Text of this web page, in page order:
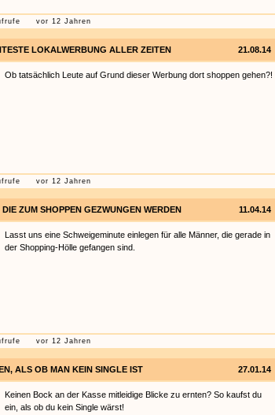
vor 12 Jahren
21.08.14
LOKALWERBUNG ALLER ZEITEN
Ob tatsächlich Leute auf Grund dieser Werbung dort shoppen gehen?!
vor 12 Jahren
11.04.14
ZUM SHOPPEN GEZWUNGEN WERDEN
Lasst uns eine Schweigeminute einlegen für alle Männer, die gerade in
der Shopping-Hölle gefangen sind.
vor 12 Jahren
27.01.14
ALS OB MAN KEIN SINGLE IST
Keinen Bock an der Kasse mitleidige Blicke zu ernten? So kaufst du
ein, als ob du kein Single wärst!